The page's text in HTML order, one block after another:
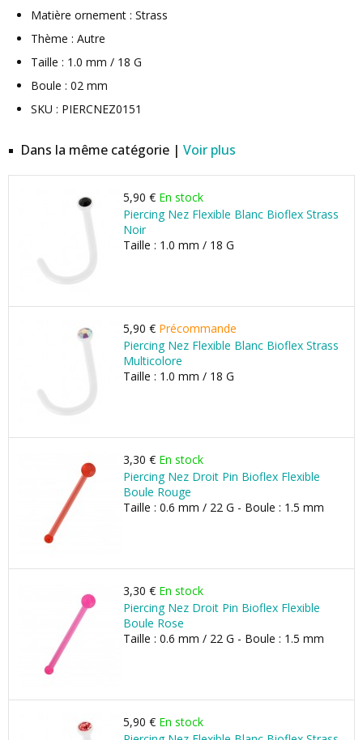
Matière ornement : Strass
Thème : Autre
Taille : 1.0 mm / 18 G
Boule : 02 mm
SKU : PIERCNEZ0151
Dans la même catégorie | Voir plus
5,90 € En stock
Piercing Nez Flexible Blanc Bioflex Strass
Noir
Taille : 1.0 mm / 18 G
5,90 € Précommande
Piercing Nez Flexible Blanc Bioflex Strass
Multicolore
Taille : 1.0 mm / 18 G
3,30 € En stock
Piercing Nez Droit Pin Bioflex Flexible
Boule Rouge
Taille : 0.6 mm / 22 G - Boule : 1.5 mm
3,30 € En stock
Piercing Nez Droit Pin Bioflex Flexible
Boule Rose
Taille : 0.6 mm / 22 G - Boule : 1.5 mm
5,90 € En stock